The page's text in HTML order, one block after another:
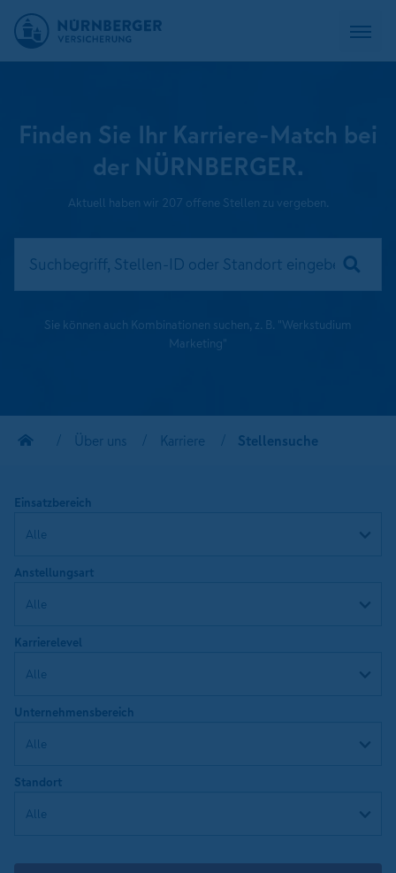
Finden Sie Ihr Karriere-Match bei
der NÜRNBERGER.
Aktuell haben wir 207 offene Stellen zu vergeben.
Sie können auch Kombinationen suchen, z. B. "Werkstudium
Marketing"
Über uns Karriere Stellensuche
Einsatzbereich
Anstellungsart
Karrierelevel
Unternehmensbereich
Standort